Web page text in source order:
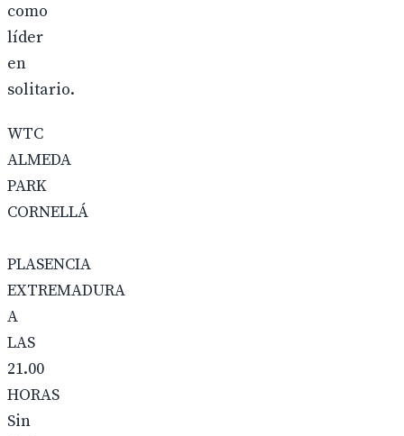
como
líder
en
solitario.
WTC
ALMEDA
PARK
CORNELLÁ
PLASENCIA
EXTREMADURA
A
LAS
21.00
HORAS
Sin